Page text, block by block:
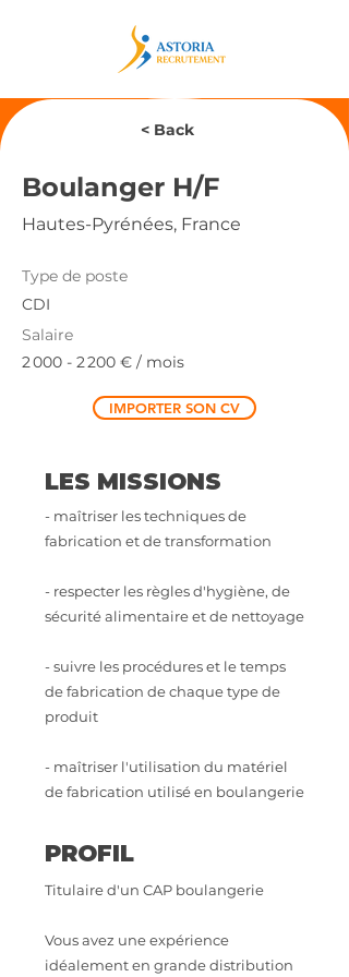
< Back
Boulanger H/F
Hautes-Pyrénées, France
Type de poste
CDI
Salaire
2 000 - 2 200 € / mois
IMPORTER SON CV
LES MISSIONS
- maîtriser les techniques de
fabrication et de transformation
- respecter les règles d'hygiène, de
sécurité alimentaire et de nettoyage
- suivre les procédures et le temps
de fabrication de chaque type de
produit
- maîtriser l'utilisation du matériel
de fabrication utilisé en boulangerie
PROFIL
Titulaire d'un CAP boulangerie
Vous avez une expérience
idéalement en grande distribution